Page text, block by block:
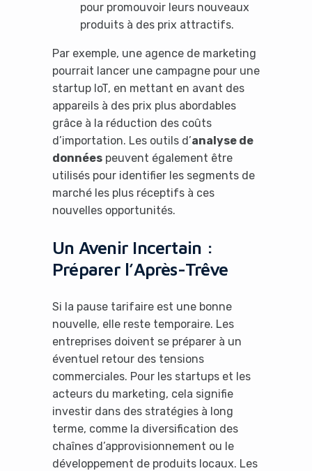
pour promouvoir leurs nouveaux
produits à des prix attractifs.
Par exemple, une agence de marketing
pourrait lancer une campagne pour une
startup IoT, en mettant en avant des
appareils à des prix plus abordables
grâce à la réduction des coûts
d’importation. Les outils d’analyse de
donnéespeuvent également être
utilisés pour identifier les segments de
marché les plus réceptifs à ces
nouvelles opportunités.
Un Avenir Incertain :
Préparer l’Après-Trêve
Si la pause tarifaire est une bonne
nouvelle, elle reste temporaire. Les
entreprises doivent se préparer à un
éventuel retour des tensions
commerciales. Pour les startups et les
acteurs du marketing, cela signifie
investir dans des stratégies à long
terme, comme la diversification des
chaînes d’approvisionnement ou le
développement de produits locaux. Les